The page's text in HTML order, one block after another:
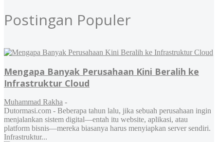
Postingan Populer
Mengapa Banyak Perusahaan Kini Beralih ke
Infrastruktur Cloud
Muhammad Rakha -
Dutormasi.com - Beberapa tahun lalu, jika sebuah perusahaan ingin
menjalankan sistem digital—entah itu website, aplikasi, atau
platform bisnis—mereka biasanya harus menyiapkan server sendiri.
Infrastruktur...